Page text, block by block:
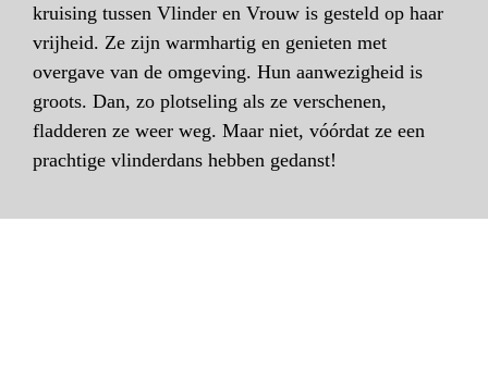
kruising tussen Vlinder en Vrouw is gesteld op haar
vrijheid. Ze zijn warmhartig en genieten met
overgave van de omgeving. Hun aanwezigheid is
groots. Dan, zo plotseling als ze verschenen,
fladderen ze weer weg. Maar niet, vóórdat ze een
prachtige vlinderdans hebben gedanst!